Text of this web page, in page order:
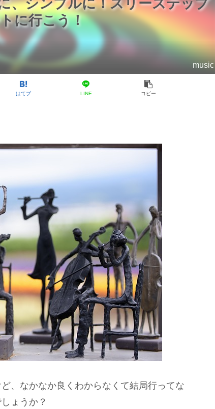
、シンプルに！スリーステップ
に行こう！
music
はてブ LINE コピー
、なかなか良くわからなくて結局行ってな
ょうか？